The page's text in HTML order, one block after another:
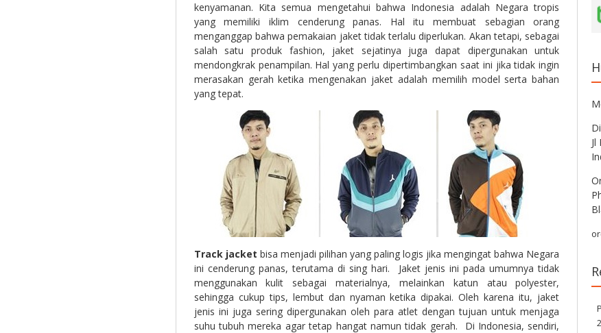
kenyamanan. Kita semua mengetahui bahwa Indonesia adalah Negara tropis
yang memiliki iklim cenderung panas. Hal itu membuat sebagian orang
menganggap bahwa pemakaian jaket tidak terlalu diperlukan. Akan tetapi, sebagai
salah satu produk fashion, jaket sejatinya juga dapat dipergunakan untuk
mendongkrak penampilan. Hal yang perlu dipertimbangkan saat ini jika tidak ingin
merasakan gerah ketika mengenakan jaket adalah memilih model serta bahan
yang tepat.
Track jacket bisa menjadi pilihan yang paling logis jika mengingat bahwa Negara
ini cenderung panas, terutama di sing hari. Jaket jenis ini pada umumnya tidak
menggunakan kulit sebagai materialnya, melainkan katun atau polyester,
sehingga cukup tips, lembut dan nyaman ketika dipakai. Oleh karena itu, jaket
jenis ini juga sering dipergunakan oleh para atlet dengan tujuan untuk menjaga
suhu tubuh mereka agar tetap hangat namun tidak gerah. Di Indonesia, sendiri,
Jl